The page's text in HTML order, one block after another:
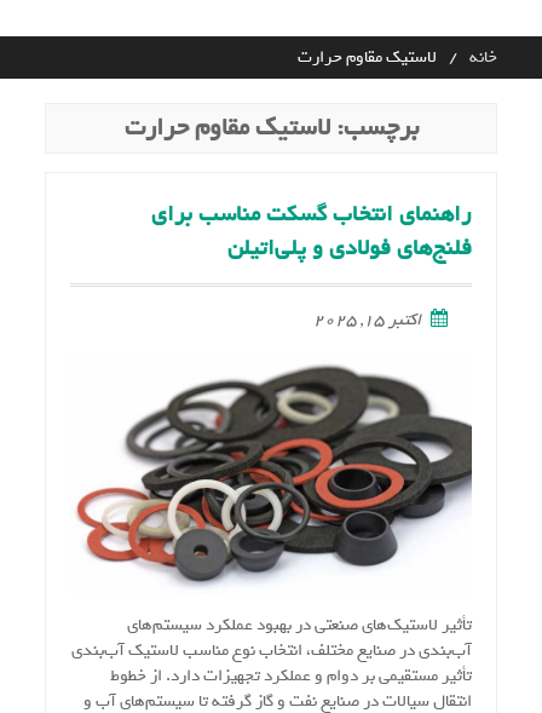
to
contentخانه لاستیک مقاوم حرارت
برچسب:لاستیک مقاوم حرارت
راهنمای انتخاب گسکت مناسب برای
فلنج‌های فولادی و پلی‌اتیلن
اکتبر 15, 2025
تأثیر لاستیک‌های صنعتی در بهبود عملکرد سیستم‌های
آب‌بندی در صنایع مختلف، انتخاب نوع مناسب لاستیک آب‌بندی
تأثیر مستقیمی بر دوام و عملکرد تجهیزات دارد. از خطوط
انتقال سیالات در صنایع نفت و گاز گرفته تا سیستم‌های آب و